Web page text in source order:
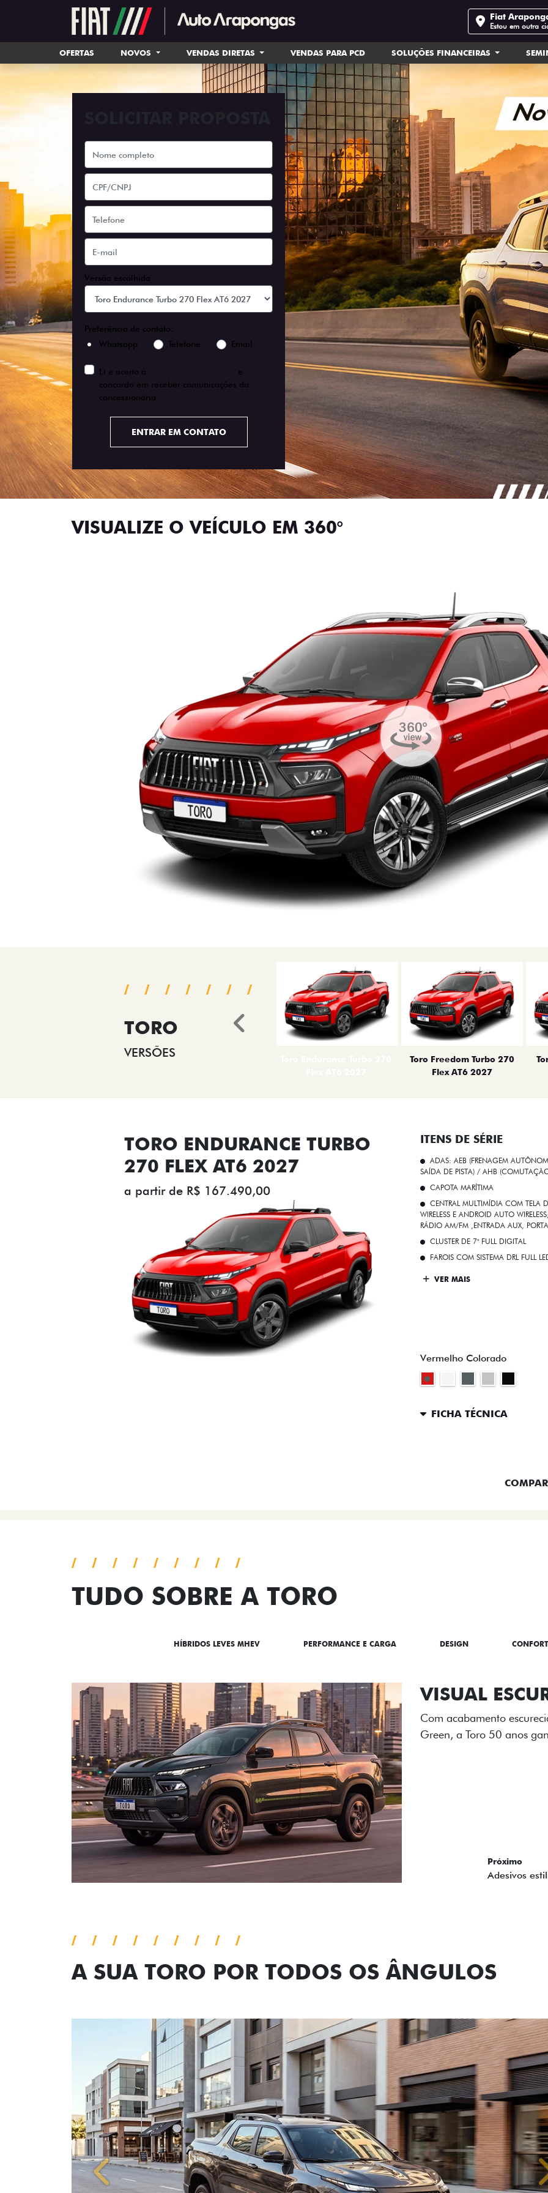
Fiat
Estou em outra
OFERTAS NOVOS VENDAS DIRETAS VENDAS PARA PCD SOLUÇÕES FINANCEIRAS
Versão escolhida
Preferência de contato:
Whatsapp
Telefone Email
Li e aceito a
e
concordo em receber comunicações da
concessionária.
ENTRAR EM CONTATO
VISUALIZE O VEÍCULO EM 360°
TORO
VERSÕES
Toro Freedom Turbo 270
Flex AT6 2027
Anterior
TORO ENDURANCE TURBO
270 FLEX AT6 2027
a partir de R$ 167.490,00
ITENS DE SÉRIE
ADAS: AEB (FRENAGEM
SAÍDA DE PISTA) / AHB
CAPOTA MARÍTIMA
CENTRAL MULTIMÍDIA COM TELA
WIRELESS E ANDROID AUTO
RÁDIO AM/FM ,ENTRADA AUX,
CLUSTER DE 7" FULL DIGITAL
FAROIS COM SISTEMA DRL FULL
VER MAIS
Vermelho Colorado
FICHA TÉCNICA
TUDO SOBRE A TORO
HÍBRIDOS LEVES MHEV PERFORMANCE E CARGA DESIGN
ADESIVOS
Os adesivos aplicados no
única dessa edição para
A SUA TORO POR TODOS OS ÂNGULOS